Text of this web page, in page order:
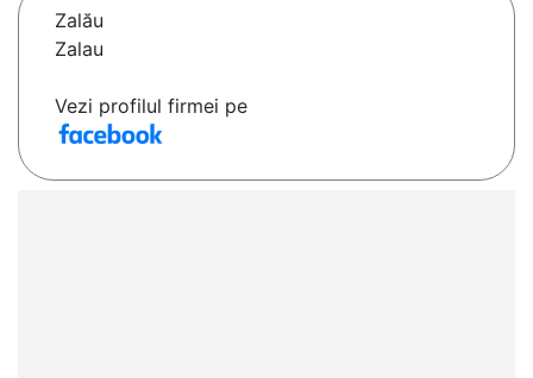
Zalău
Zalau
Vezi profilul firmei pe